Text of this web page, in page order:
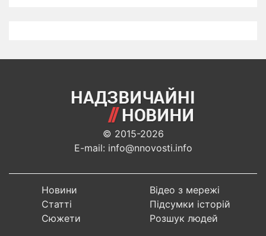
© 2015-2026
E-mail: info@nnovosti.info
Новини
Статті
Сюжети
Відео з мережі
Підсумки історій
Розшук людей